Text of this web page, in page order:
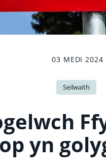
03 MEDI 2024
Seilwaith
yn